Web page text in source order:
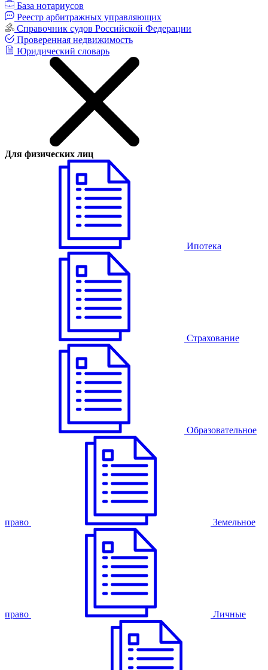
База нотариусов
Реестр арбитражных управляющих
Справочник судов Российской Федерации
Проверенная недвижимость
Юридический словарь
Для физических лиц
Ипотека
Страхование
Образовательное
право Земельное
право Личные